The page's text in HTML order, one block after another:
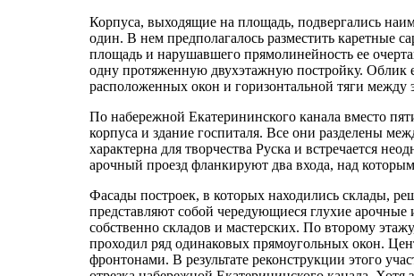
Корпуса, выходящие на площадь, подвергались
один. В нем предполагалось разместить каретные
площадь и нарушавшего прямолинейность ее
одну протяженную двухэтажную постройку. Облик
расположенных окон и горизонтальной тяги между
По набережной Екатерининского канала вместо
корпуса и здание госпиталя. Все они разделены
характерна для творчества Руска и встречается
арочный проезд фланкируют два входа, над
Фасады построек, в которых находились склады,
представляют собой чередующиеся глухие
собственно складов и мастерских. По второму
проходил ряд одинаковых прямоугольных окон.
фронтонами. В результате реконструкции этого